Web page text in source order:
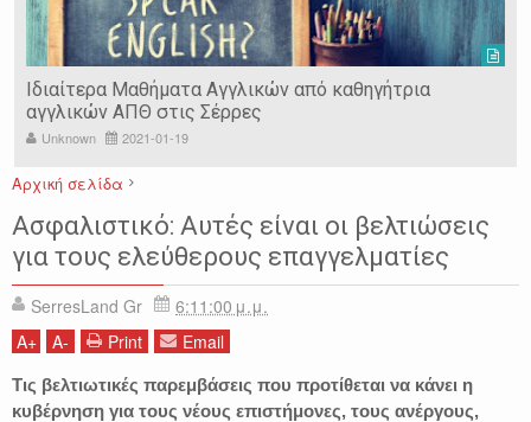
Ιδιαίτερα Μαθήματα Αγγλικών από καθηγήτρια
αγγλικών ΑΠΘ στις Σέρρες
Unknown 2021-01-19
Αρχική σελίδα
ΑΣΦΑΛΙΣΤΙΚΟ
ΕΙΔΗΣΕΙΣ
ΕΛΕΥΘΕΡΟΙ ΕΠΑΓΓΕΛΜΑΤΙΕΣ
ΕΛΛΑΔΑ
Ασφαλιστικό: Αυτές είναι οι βελτιώσεις
για τους ελεύθερους επαγγελματίες
SerresLand Gr
6:11:00 μ.μ.
A+ A- Print Email
Τις βελτιωτικές παρεμβάσεις που προτίθεται να κάνει η
κυβέρνηση για τους νέους επιστήμονες, τους ανέργους,
Panserraikos FC
Ikaroi B.C.